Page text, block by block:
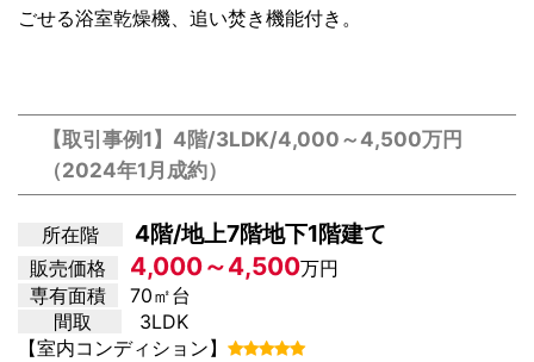
ごせる浴室乾燥機、追い焚き機能付き。
【取引事例1】4階/3LDK/4,000～4,500万円
（2024年1月成約）
所在階 4階/地上7階地下1階建て
販売価格 4,000～4,500万円
専有面積
70㎡台
間取
3LDK
【室内コンディション】